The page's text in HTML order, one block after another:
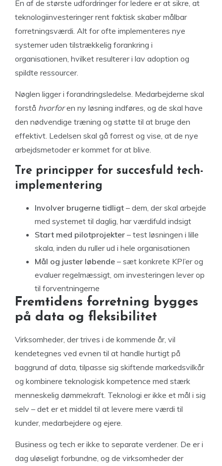
En af de største udfordringer for ledere er at sikre, at
teknologiinvesteringer rent faktisk skaber målbar
forretningsværdi. Alt for ofte implementeres nye
systemer uden tilstrækkelig forankring i
organisationen, hvilket resulterer i lav adoption og
spildte ressourcer.
Nøglen ligger i forandringsledelse. Medarbejderne skal
forstå hvorforen ny løsning indføres, og de skal have
den nødvendige træning og støtte til at bruge den
effektivt. Ledelsen skal gå forrest og vise, at de nye
arbejdsmetoder er kommet for at blive.
Tre principper for succesfuld tech-
implementering
Involver brugerne tidligt – dem, der skal arbejde
med systemet til daglig, har værdifuld indsigt
Start med pilotprojekter – test løsningen i lille
skala, inden du ruller ud i hele organisationen
Mål og juster løbende – sæt konkrete KPI’er og
evaluer regelmæssigt, om investeringen lever op
til forventningerne
Fremtidens forretning bygges
på data og fleksibilitet
Virksomheder, der trives i de kommende år, vil
kendetegnes ved evnen til at handle hurtigt på
baggrund af data, tilpasse sig skiftende markedsvilkår
og kombinere teknologisk kompetence med stærk
menneskelig dømmekraft. Teknologi er ikke et mål i sig
selv – det er et middel til at levere mere værdi til
kunder, medarbejdere og ejere.
Business og tech er ikke to separate verdener. De er i
dag uløseligt forbundne, og de virksomheder der